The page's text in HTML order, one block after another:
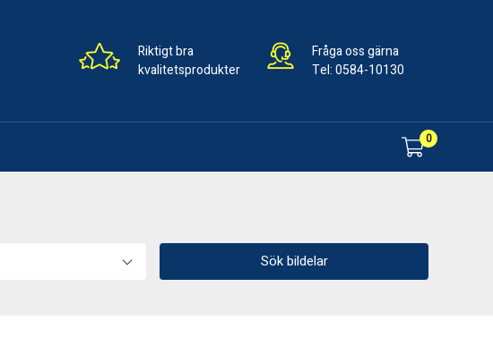
Riktigt bra
kvalitetsprodukter
Fråga oss gärna
Tel:0584-10130
0
Sök bildelar